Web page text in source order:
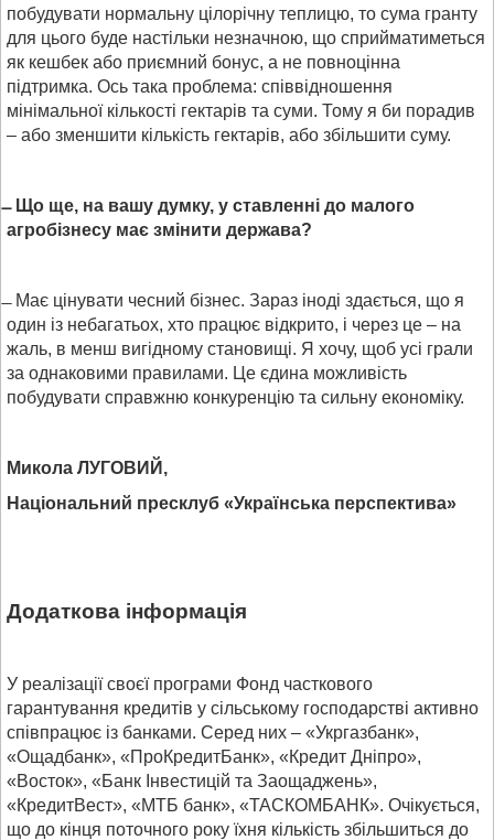
побудувати нормальну цілорічну теплицю, то сума гранту
для цього буде настільки незначною, що сприйматиметься
як кешбек або приємний бонус, а не повноцінна
підтримка. Ось така проблема: співвідношення
мінімальної кількості гектарів та суми. Тому я би порадив
– або зменшити кількість гектарів, або збільшити суму.
Що ще, на вашу думку, у ставленні до малого
агробізнесу має змінити держава?
Має цінувати чесний бізнес. Зараз іноді здається, що я
один із небагатьох, хто працює відкрито, і через це – на
жаль, в менш вигідному становищі. Я хочу, щоб усі грали
за однаковими правилами. Це єдина можливість
побудувати справжню конкуренцію та сильну економіку.
Микола ЛУГОВИЙ,
Національний пресклуб «Українська перспектива»
Додаткова інформація
У реалізації своєї програми Фонд часткового
гарантування кредитів у сільському господарстві активно
співпрацює із банками. Серед них – «Укргазбанк»,
«Ощадбанк», «ПроКредитБанк», «Кредит Дніпро»,
«Восток», «Банк Інвестицій та Заощаджень»,
«КредитВест», «МТБ банк», «ТАСКОМБАНК». Очікується,
що до кінця поточного року їхня кількість збільшиться до